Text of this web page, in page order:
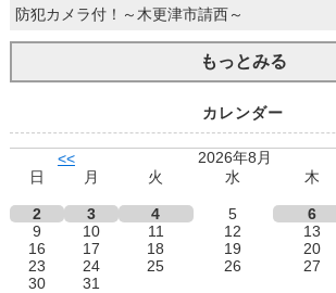
防犯カメラ付！～木更津市請西～
もっとみる
カレンダー
<<
2026年8月
日
月 火 水 木
2
3 4 5 6
9
10 11 12 13
16
17 18 19 20
23
24 25 26 27
30
31